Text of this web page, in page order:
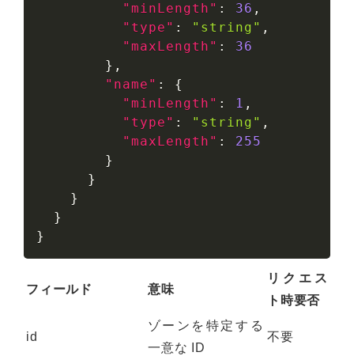
"minLength" : 36 ,
"type" : "string" ,
"maxLength" :
36
} ,
"name" :
{
"minLength" : 1 ,
"type" : "string" ,
"maxLength" :
255
}
}
}
}
}
フィールド 意味
リクエス
ト時要否
id
ゾーンを特定する
一意な ID
不要